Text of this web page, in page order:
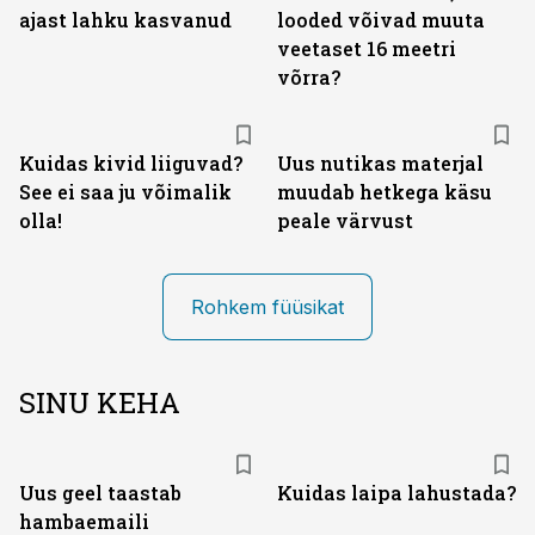
ajast lahku kasvanud
looded võivad muuta
veetaset 16 meetri
võrra?
Kuidas kivid liiguvad?
See ei saa ju võimalik
olla!
Uus nutikas materjal
muudab hetkega käsu
peale värvust
Rohkem füüsikat
SINU KEHA
Uus geel taastab
hambaemaili
Kuidas laipa lahustada?